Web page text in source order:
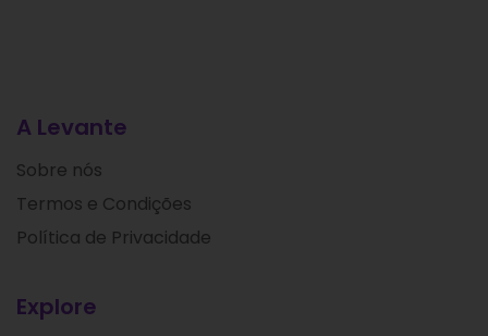
A Levante
Sobre nós
Termos e Condições
Política de Privacidade
Explore